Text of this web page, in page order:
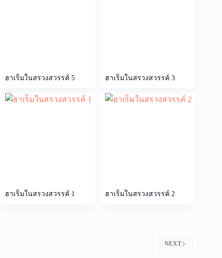
ฮาเร็มในสรวงสวรรค์ 5 ฮาเร็มในสรวงสวรรค์ 3
ฮาเร็มในสรวงสวรรค์ 1 ฮาเร็มในสรวงสวรรค์ 2
NEXT